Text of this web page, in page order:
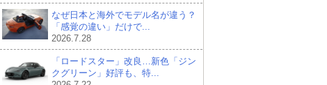
なぜ日本と海外でモデル名が違う？
「感覚の違い」だけで...
2026.7.28
「ロードスター」改良…新色「ジン
クグリーン」好評も、特...